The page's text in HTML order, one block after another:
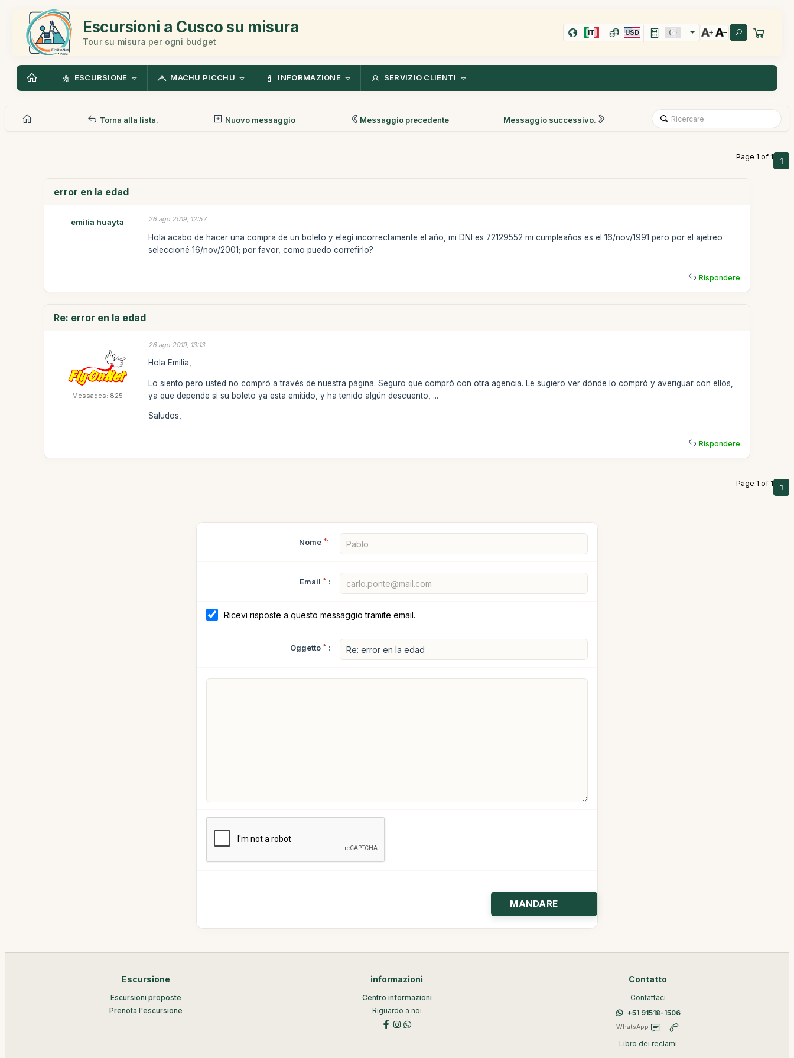
Escursioni a Cusco su misura
Tour su misura per ogni budget
IT USD
ESCURSIONE MACHU PICCHU INFORMAZIONE SERVIZIO CLIENTI
Torna alla lista. Nuovo messaggio Messaggio precedente Messaggio successivo.
Page 1 of 1 1
error en la edad
emilia huayta 26 ago 2019, 12:57
Hola acabo de hacer una compra de un boleto y elegí incorrectamente el año, mi DNI es 72129552 mi cumpleaños es el 16/nov/1991 pero por el ajetreo
seleccioné 16/nov/2001; por favor, como puedo correfirlo?
Rispondere
Re: error en la edad
Messages: 825
26 ago 2019, 13:13
Hola Emilia,
Lo siento pero usted no compró a través de nuestra página. Seguro que compró con otra agencia. Le sugiero ver dónde lo compró y averiguar con ellos,
ya que depende si su boleto ya esta emitido, y ha tenido algún descuento, ...
Saludos,
Rispondere
Page 1 of 1 1
Nome *:
Email * :
Ricevi risposte a questo messaggio tramite email.
Oggetto * :
Escursione
Escursioni proposte
Prenota l'escursione
informazioni
Centro informazioni
Riguardo a noi
Contatto
Contattaci
+51 91518-1506
WhatsApp +
Libro dei reclami